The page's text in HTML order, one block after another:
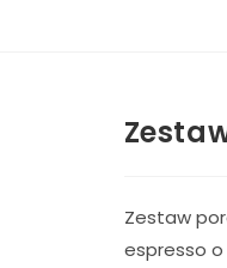
Zestaw
espresso o